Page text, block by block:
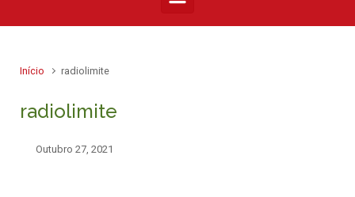
Início radiolimite
radiolimite
Outubro 27, 2021